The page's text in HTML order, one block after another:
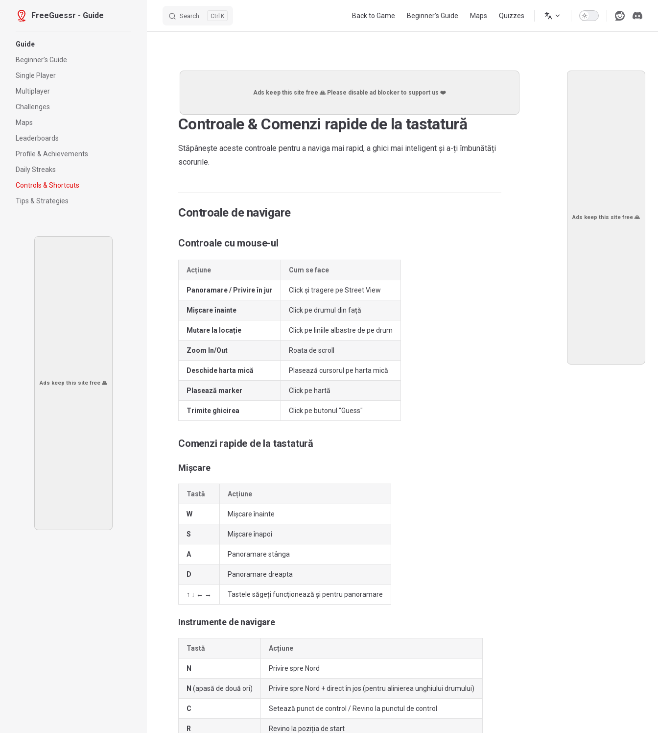
Skip to content
FreeGuessr - Guide Search K Back to Game Beginner’s Guide Maps Quizzes
Guide
Beginner’s Guide
Single Player
Multiplayer
Challenges
Maps
Leaderboards
Profile & Achievements
Daily Streaks
Controls & Shortcuts
Tips & Strategies
Ads keep this site free 🙏
Ads keep this site free 🙏
Ads keep this site free 🙏 Please disable ad blocker to support us ❤️
Controale & Comenzi rapide de la tastatură
Stăpânește aceste controale pentru a naviga mai rapid, a ghici mai inteligent și a-ți îmbunătăți
scorurile.
Controale de navigare
Controale cu mouse-ul
Acțiune Cum se face
Panoramare / Privire în jur Click și tragere pe Street View
Mișcare înainte Click pe drumul din față
Mutare la locație Click pe liniile albastre de pe drum
Zoom In/Out Roata de scroll
Deschide harta mică Plasează cursorul pe harta mică
Plasează marker Click pe hartă
Trimite ghicirea Click pe butonul "Guess"
Comenzi rapide de la tastatură
Mișcare
Tastă Acțiune
W Mișcare înainte
S Mișcare înapoi
A Panoramare stânga
D Panoramare dreapta
↑ ↓ ← → Tastele săgeți funcționează și pentru panoramare
Instrumente de navigare
Tastă Acțiune
N Privire spre Nord
N (apasă de două ori) Privire spre Nord + direct în jos (pentru alinierea unghiului drumului)
C Setează punct de control / Revino la punctul de control
R Revino la poziția de start